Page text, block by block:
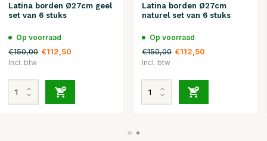
Latina borden Ø27cm geel
set van 6 stuks
Op voorraad
€150,00 €112,50
Incl. btw
Latina borden Ø27cm
naturel set van 6 stuks
Op voorraad
€150,00 €112,50
Incl. btw